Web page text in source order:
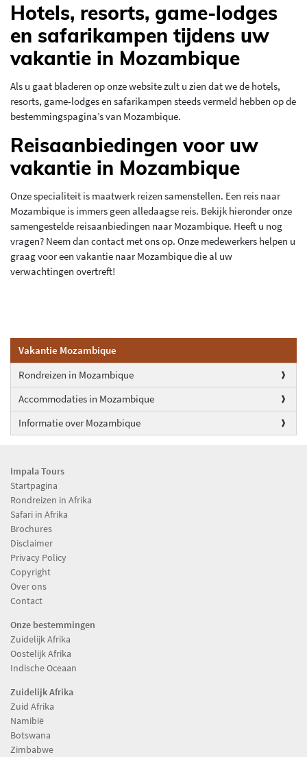
Vakantie Mozambique
Rondreizen in Mozambique
Accommodaties in Mozambique
Informatie over Mozambique
Hotels, resorts, game-lodges
en safarikampen tijdens uw
vakantie in Mozambique
Als u gaat bladeren op onze website zult u zien dat we de hotels,
resorts, game-lodges en safarikampen steeds vermeld hebben op de
bestemmingspagina’s van Mozambique.
Reisaanbiedingen voor uw
vakantie in Mozambique
Onze specialiteit is maatwerk reizen samenstellen. Een reis naar
Mozambique is immers geen alledaagse reis. Bekijk hieronder onze
samengestelde reisaanbiedingen naar Mozambique. Heeft u nog
vragen? Neem dan contact met ons op. Onze medewerkers helpen u
graag voor een vakantie naar Mozambique die al uw
verwachtingen overtreft!
Impala Tours
Startpagina
Rondreizen in Afrika
Safari in Afrika
Brochures
Disclaimer
Privacy Policy
Copyright
Over ons
Contact
Onze bestemmingen
Zuidelijk Afrika
Oostelijk Afrika
Indische Oceaan
Zuidelijk Afrika
Zuid Afrika
Namibië
Botswana
Zimbabwe